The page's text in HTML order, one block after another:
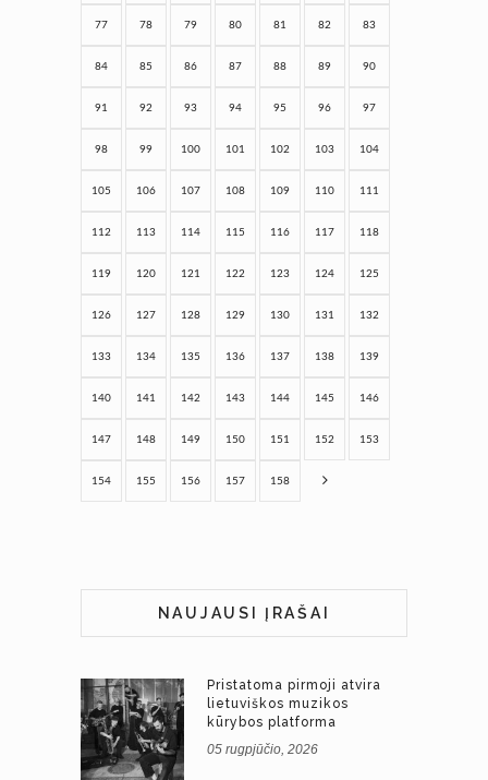
77 78 79 80 81 82 83
84 85 86 87 88 89 90
91 92 93 94 95 96 97
98 99 100 101 102 103 104
105 106 107 108 109 110 111
112 113 114 115 116 117 118
119 120 121 122 123 124 125
126 127 128 129 130 131 132
133 134 135 136 137 138 139
140 141 142 143 144 145 146
147 148 149 150 151 152 153
154 155 156 157 158
NAUJAUSI ĮRAŠAI
Pristatoma pirmoji atvira
lietuviškos muzikos
kūrybos platforma
05 rugpjūčio, 2026